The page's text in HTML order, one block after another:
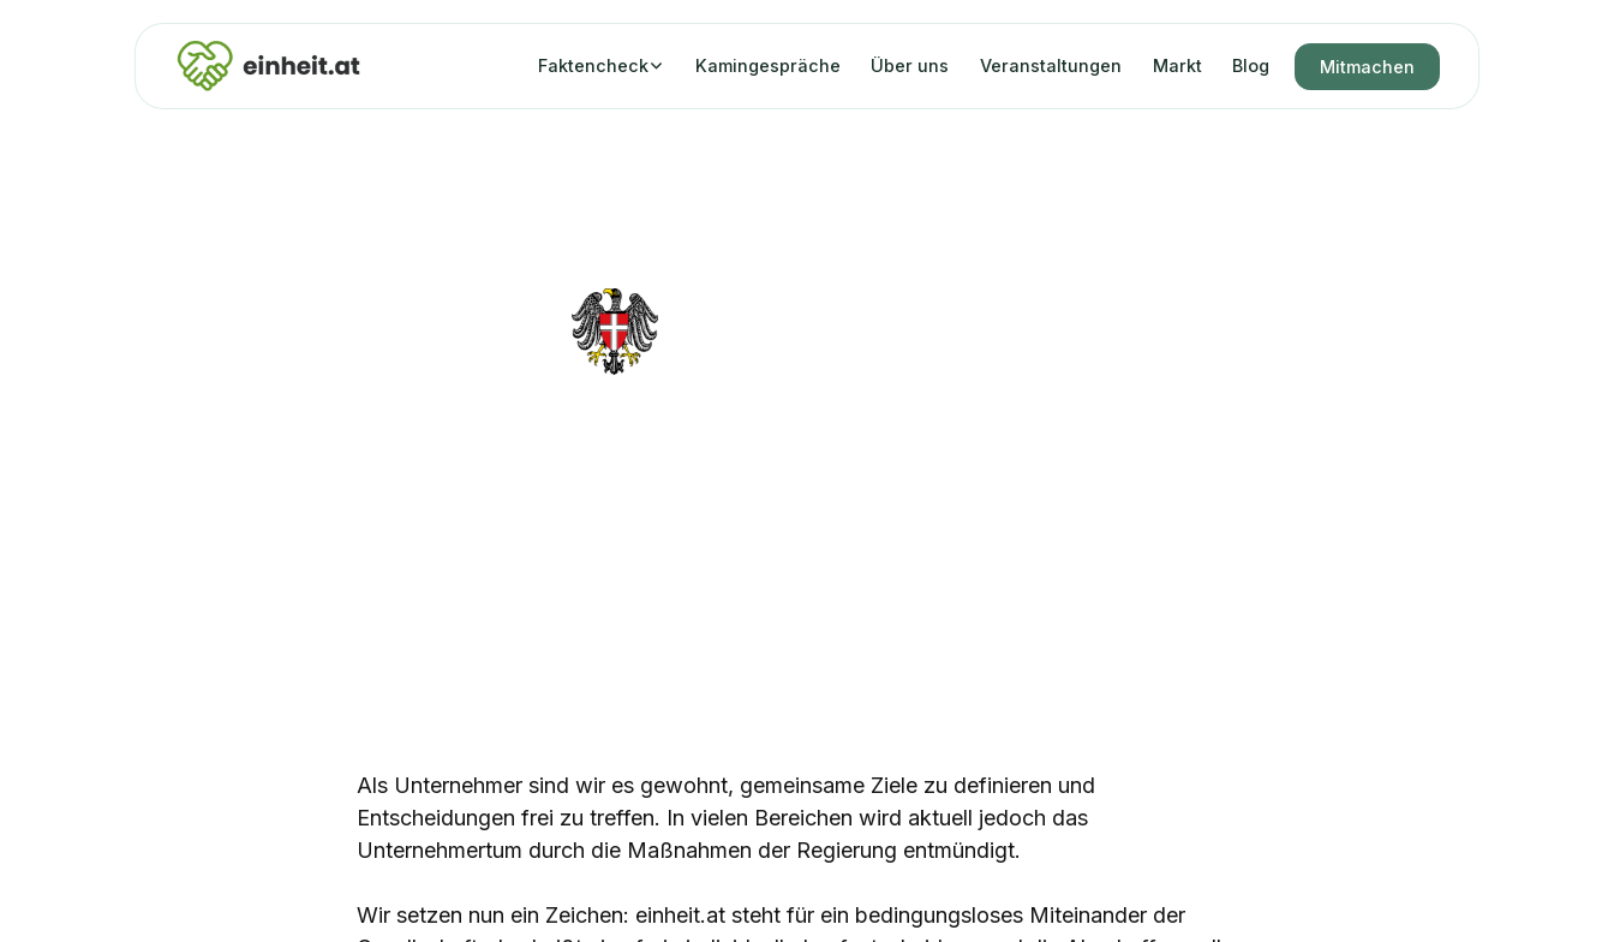
Faktencheck Kamingespräche Über uns Veranstaltungen Markt Blog Mitmachen
Als Unternehmer sind wir es gewohnt, gemeinsame Ziele zu definieren und
Entscheidungen frei zu treffen. In vielen Bereichen wird aktuell jedoch das
Unternehmertum durch die Maßnahmen der Regierung entmündigt.
Wir setzen nun ein Zeichen: einheit.at steht für ein bedingungsloses Miteinander der